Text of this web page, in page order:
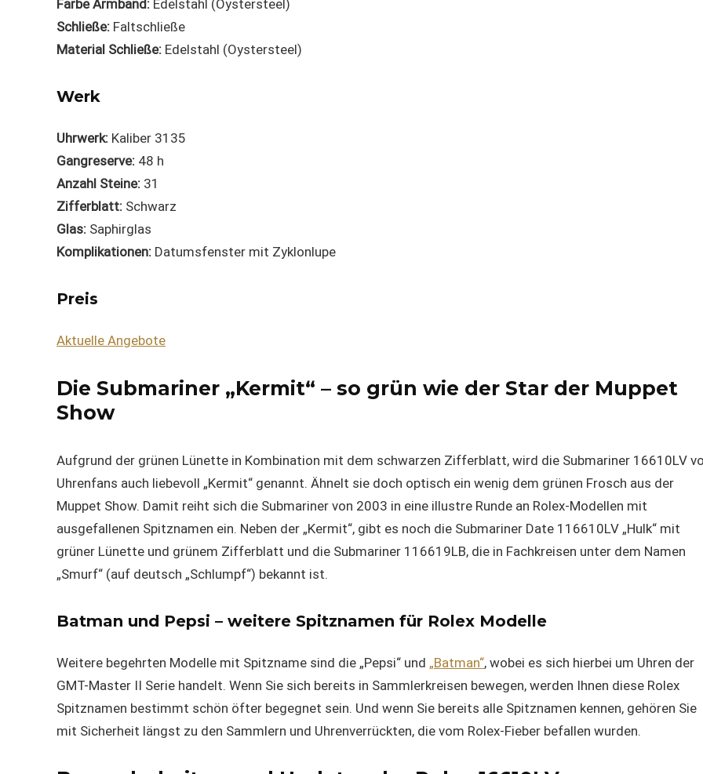
Farbe Armband: Edelstahl (Oystersteel)
Schließe: Faltschließe
Material Schließe: Edelstahl (Oystersteel)
Werk
Uhrwerk: Kaliber 3135
Gangreserve: 48 h
Anzahl Steine: 31
Zifferblatt: Schwarz
Glas: Saphirglas
Komplikationen: Datumsfenster mit Zyklonlupe
Preis
Aktuelle Angebote
Die Submariner „Kermit“ – so grün wie der Star der Muppet
Show
Aufgrund der grünen Lünette in Kombination mit dem schwarzen Zifferblatt, wird die Submariner 16610LV
Uhrenfans auch liebevoll „Kermit“ genannt. Ähnelt sie doch optisch ein wenig dem grünen Frosch aus der
Muppet Show. Damit reiht sich die Submariner von 2003 in eine illustre Runde an Rolex-Modellen mit
ausgefallenen Spitznamen ein. Neben der „Kermit“, gibt es noch die Submariner Date 116610LV „Hulk“ mit
grüner Lünette und grünem Zifferblatt und die Submariner 116619LB, die in Fachkreisen unter dem Namen
„Smurf“ (auf deutsch „Schlumpf“) bekannt ist.
Batman und Pepsi – weitere Spitznamen für Rolex Modelle
Weitere begehrten Modelle mit Spitzname sind die „Pepsi“ und „Batman“, wobei es sich hierbei um Uhren der
GMT-Master II Serie handelt. Wenn Sie sich bereits in Sammlerkreisen bewegen, werden Ihnen diese Rolex
Spitznamen bestimmt schön öfter begegnet sein. Und wenn Sie bereits alle Spitznamen kennen, gehören Sie
mit Sicherheit längst zu den Sammlern und Uhrenverrückten, die vom Rolex-Fieber befallen wurden.